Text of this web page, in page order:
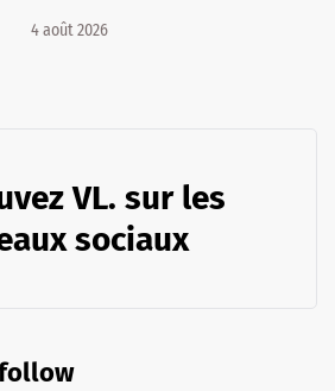
4 août 2026
VL. sur les
sociaux